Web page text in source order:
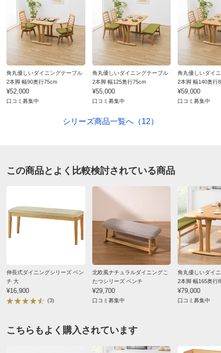
お支払い方法 大型商品の搬入について
■色：（ア）座部：グリーン/木部：ブラウン （イ）座部：
グリーン/木部：ナチュラル
■サイズ：幅142cm奥行40cm高さ43cm、座部高43cm
■素材：張り地…合成皮革、中身…ウレタンフォーム・
ウェーピング、フレーム部分…ラバーウッド天然木（ウレ
タン塗装）
■ベトナム製
多少あります。天然木ならではの風合いですので、ご了承
ディノスのサイズ（家具）
角丸優しいダイニングテーブル
2本脚 幅90奥行75cm
¥52,000
口コミ募集中
角丸優しいダイニングテーブル
2本脚 幅125奥行75cm
¥55,000
口コミ募集中
角丸優しいダイ
2本脚 幅140奥行
¥59,000
口コミ募集中
シリーズ商品一覧へ（12）
この商品とよく比較検討されている商品
伸長式ダイニングシリーズ ベン
チ 大
¥16,900
(3)
北欧風ナチュラルダイニングこ
たつシリーズ ベンチ
¥29,700
口コミ募集中
角丸優しいダイ
2本脚 幅165奥行
¥79,000
口コミ募集中
こちらもよく購入されています